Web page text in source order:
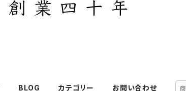
BLOG カテゴリー お問い合わせ